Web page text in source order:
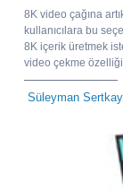
8K video çağına
kullanıcılara bu
8K içerik üretmek
video çekme
Süleyman